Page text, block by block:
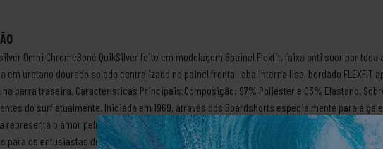
Omni ChromeBoné QuikSilver feito em modelagem 6painel Flexfit, faixa anti suor por
em uretano dourado solado centralizado no painel frontal, aba interna lisa, bordado FLEXFIT
na barra traseira. Características Principais:Composição: 97% Poliéster e 03% Elastano.
do surf atualmente. Iniciada em 1969, através dos Boardshorts especialmente para a
representa o amor pelo esporte e a preocupação com a qualidade e desempenho dos
para os entusiastas do surfe e profissionais de alto nível. A Quiksilver nasceu no mar, mas